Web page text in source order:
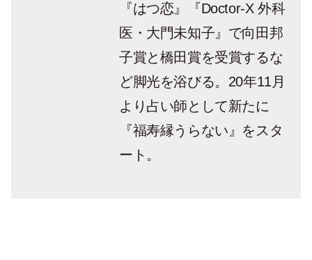
『はつ恋』『Doctor-X 外科
医・大門未知子』で向田邦
子賞と橋田賞を受賞するな
ど脚光を浴びる。20年11月
より占い師として新たに
『福寿縁うらない』をスタ
ート。